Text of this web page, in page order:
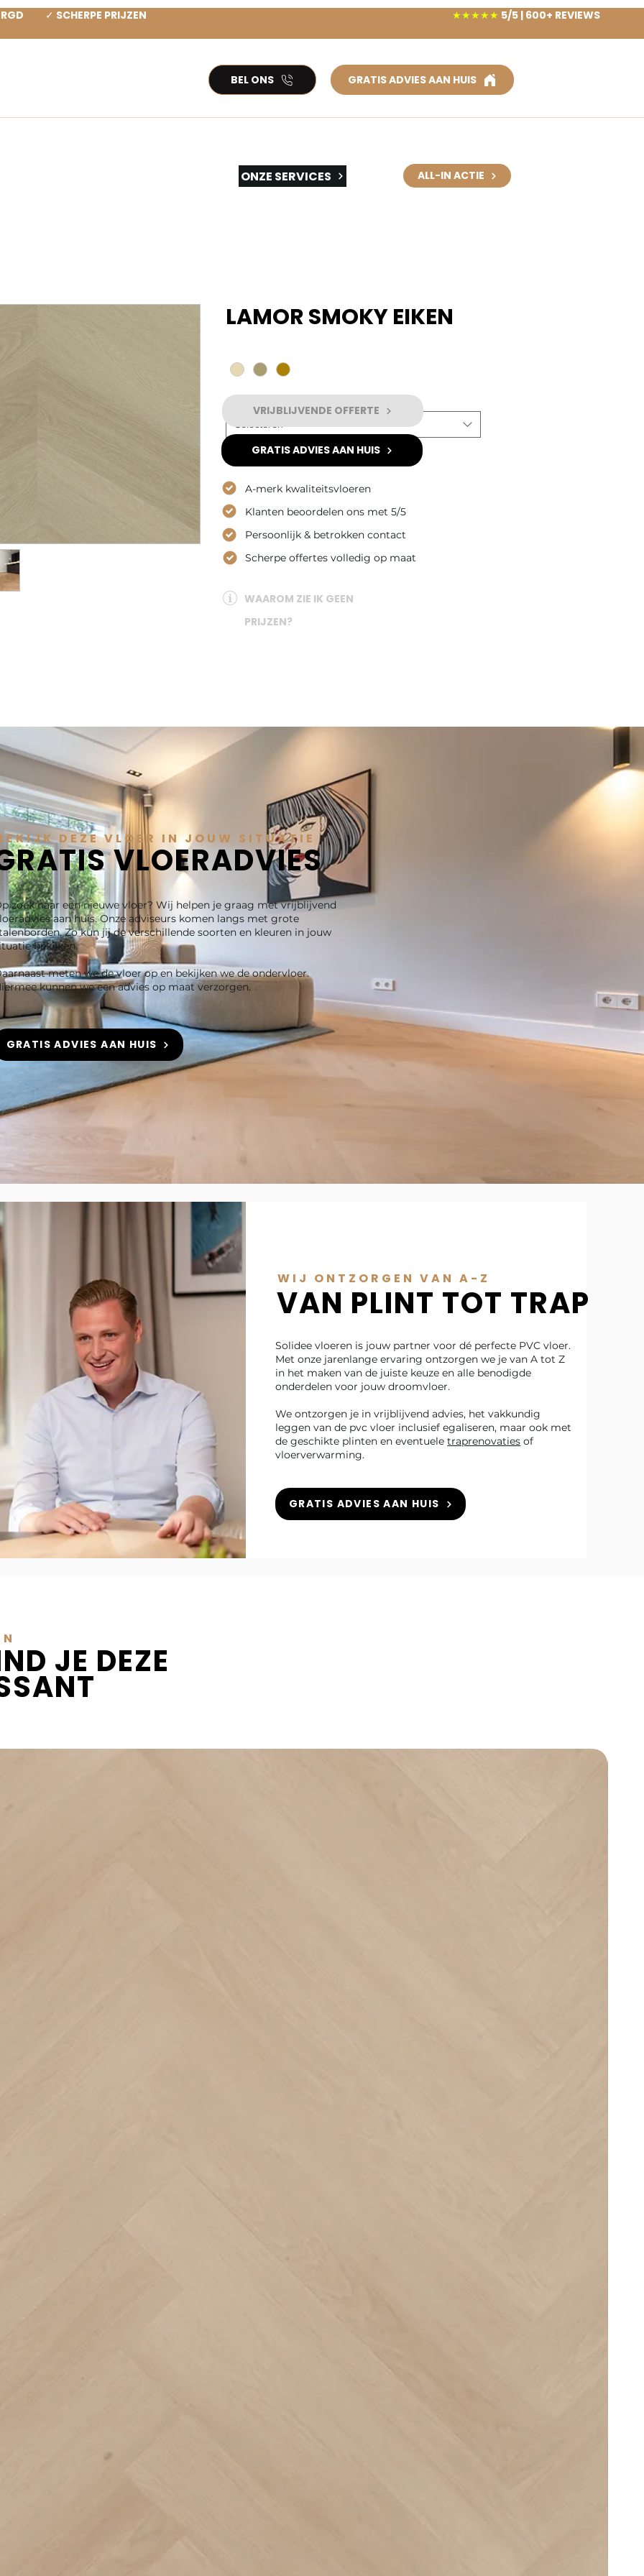
✓ SCHERPE PRIJZEN ★★★★★ 5/5 | 600+ REVIEWS
BEL ONS GRATIS ADVIES AAN HUIS
ONZE SERVICES ALL-IN ACTIE
LAMOR SMOKY EIKEN
Type PVC *
VRIJBLIJVENDE OFFERTE
GRATIS ADVIES AAN HUIS
A-merk kwaliteitsvloeren
Klanten beoordelen ons met 5/5
Persoonlijk & betrokken contact
Scherpe offertes volledig op maat
WAAROM ZIE IK GEEN
PRIJZEN?
DEZE VLOER IN JOUW SITUATIE
VLOERADVIES
zoek naar een nieuwe vloer? Wij helpen je graag met vrijblijvend
aan huis. Onze adviseurs komen langs met grote
Zo kun jij de verschillende soorten en kleuren in jouw
bekijken.
meten we de vloer op en bekijken we de ondervloer.
kunnen we een advies op maat verzorgen.
GRATIS ADVIES AAN HUIS
WIJ ONTZORGEN VAN A-Z
VAN PLINT TOT TRAP
Solidee vloeren is jouw partner voor dé perfecte PVC vloer.
Met onze jarenlange ervaring ontzorgen we je van A tot Z
in het maken van de juiste keuze en alle benodigde
onderdelen voor jouw droomvloer.
We ontzorgen je in vrijblijvend advies, het vakkundig
leggen van de pvc vloer inclusief egaliseren, maar ook met
de geschikte plinten en eventueletraprenovaties of
vloerverwarming.
GRATIS ADVIES AAN HUIS
JE DEZE